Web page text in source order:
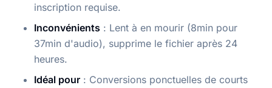
inscription requise.
Inconvénients : Lent à en mourir (8min pour
37min d'audio), supprime le fichier après 24
heures.
Idéal pour : Conversions ponctuelles de courts